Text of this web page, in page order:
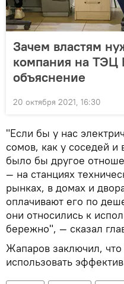
Зачем властям
компания на ТЭЦ
объяснение
20 октября 2021, 16:30
"Если бы у нас
сомов, как у соседей и
было бы другое
— на станциях
рынках, в домах и
оплачивают его по
они относились к
бережно", — сказал
Жапаров заключил,
использовать